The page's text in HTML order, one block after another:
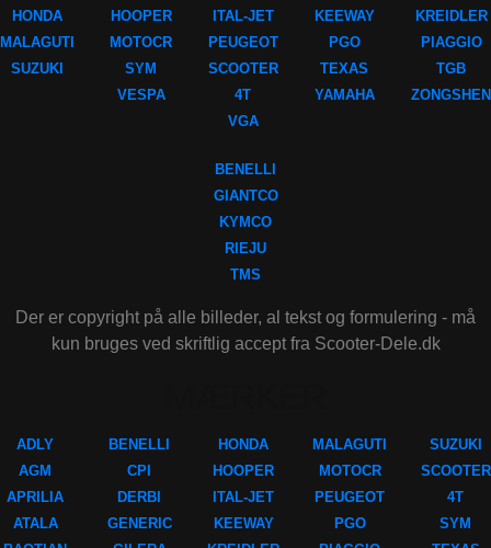
HONDA
MALAGUTI
SUZUKI
HOOPER
MOTOCR
SYM
VESPA
ITAL-JET
PEUGEOT
SCOOTER
4T
VGA
KEEWAY
PGO
TEXAS
YAMAHA
KREIDLER
PIAGGIO
TGB
ZONGSHEN
BENELLI
GIANTCO
KYMCO
RIEJU
TMS
Der er copyright på alle billeder, al tekst og formulering - må
kun bruges ved skriftlig accept fra Scooter-Dele.dk
ADLY
AGM
APRILIA
ATALA
BENELLI
CPI
DERBI
GENERIC
HONDA
HOOPER
ITAL-JET
KEEWAY
MALAGUTI
MOTOCR
PEUGEOT
PGO
SUZUKI
SCOOTER
4T
SYM